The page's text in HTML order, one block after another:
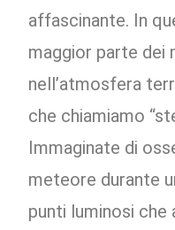
affascinante. In
maggior parte dei
nell’atmosfera
che chiamiamo
Immaginate di
meteore durante
punti luminosi che